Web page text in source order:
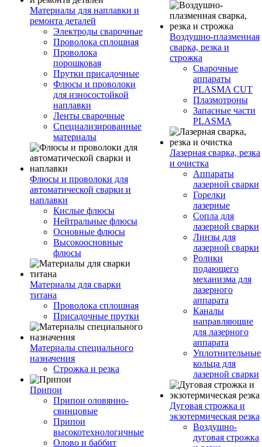
Материалы для наплавки и
ремонта деталей
Электроды сварочные
Проволока сплошная
Проволока
порошковая
Прутки присадочные
Флюсы и проволоки
для износостойкой
наплавки
Ленты сварочные
Специализированные
материалы
Флюсы и проволоки для
автоматической сварки и
наплавки
Кислые флюсы
Нейтральные флюсы
Основные флюсы
Высокоосновные
флюсы
Материалы для сварки
титана
Проволока сплошная
Присадочные прутки
Материалы специального
назначения
Строжка и резка
Припои
Припои оловянно-
свинцовые
Припои
высокотехнологичные
Олово и баббит
Воздушно-плазменная
сварка, резка и
строжка
Сварочные
аппараты
PLASMA CUT
Плазмотроны
Запасные части
PLASMA
Лазерная сварка, резка
и очистка
Аппараты
лазерной сварки
Горелки
лазерные
Сопла для
лазерной сварки
Линзы для
лазерной сварки
Ролики
подающего
механизма для
лазерного
аппарата
Каналы
направляющие
для лазерного
аппарата
Уплотнительные
кольца для
лазерной сварки
Дуговая строжка и
экзотермическая резка
Воздушно-
дуговая строжка